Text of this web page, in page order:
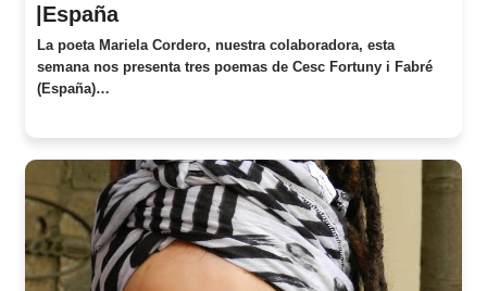
|España
La poeta Mariela Cordero, nuestra colaboradora, esta
semana nos presenta tres poemas de Cesc Fortuny i Fabré
(España)…